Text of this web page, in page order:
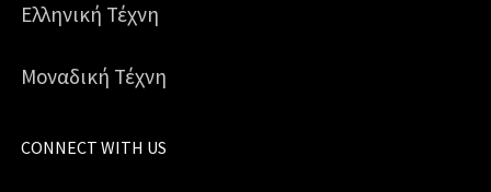
Ελληνική Τέχνη
Μοναδική Τέχνη
CONNECT WITH US